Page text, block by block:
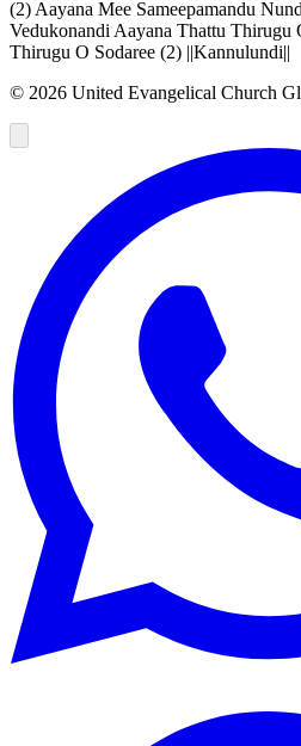
(2) Aayana Mee Sameepamandu
Vedukonandi Aayana Thattu Thirugu
Thirugu O Sodaree (2) ||Kannulundi||
© 2026 United Evangelical Church